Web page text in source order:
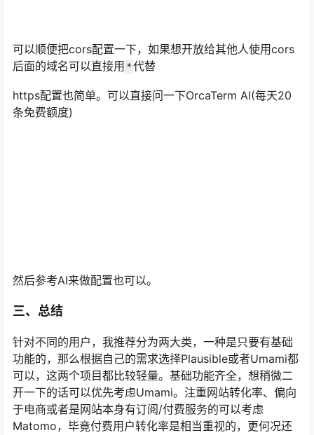
可以顺便把cors配置一下，如果想开放给其他人使用cors
后面的域名可以直接用 *代替
https配置也简单。可以直接问一下OrcaTerm AI(每天20
条免费额度)
然后参考AI来做配置也可以。
三、总结
针对不同的用户，我推荐分为两大类，一种是只要有基础
功能的，那么根据自己的需求选择Plausible或者Umami都
可以，这两个项目都比较轻量。基础功能齐全，想稍微二
开一下的话可以优先考虑Umami。注重网站转化率、偏向
于电商或者是网站本身有订阅/付费服务的可以考虑
Matomo，毕竟付费用户转化率是相当重视的，更何况还